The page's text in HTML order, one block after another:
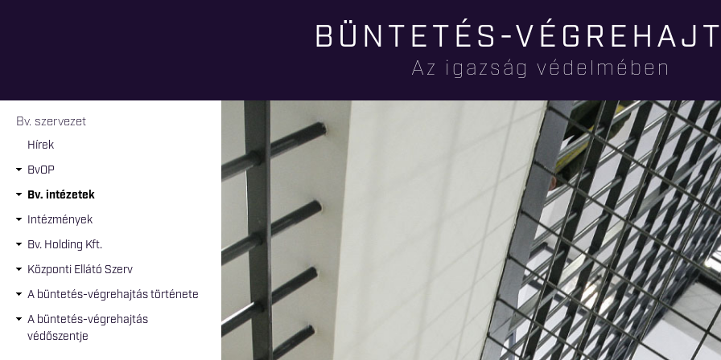
tartalomra
BÜNTETÉS-
Az igazság védelmében
Jelenlegi hely
Bv. szervezet
Hírek
BvOP
Bv. intézetek
Intézmények
Bv. Holding Kft.
Központi Ellátó Szerv
A büntetés-végrehajtás története
A büntetés-végrehajtás
védőszentje